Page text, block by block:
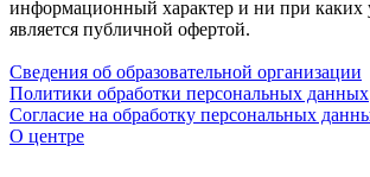
информационный характер и ни при каких
является публичной офертой.
Сведения об образовательной организации
Политики обработки персональных данных
Согласие на обработку персональных
О центре